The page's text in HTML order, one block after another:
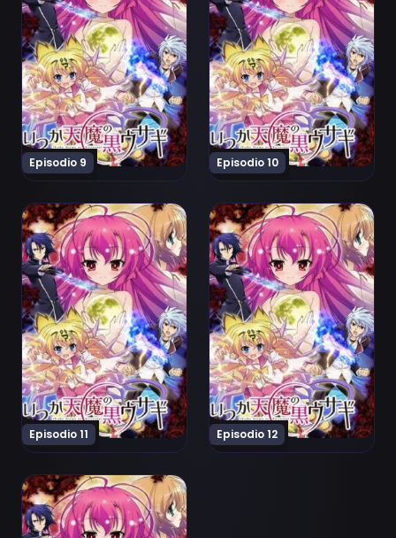
Episodio 9 Episodio 10
Episodio 11
Ver Itsuka Tenma no Kuro-Usagi Episodio 11
Episodio 12
Ver Itsuka Tenma no Kuro-
Ver Itsuka Tenma no Kuro-Usagi Episodio 13